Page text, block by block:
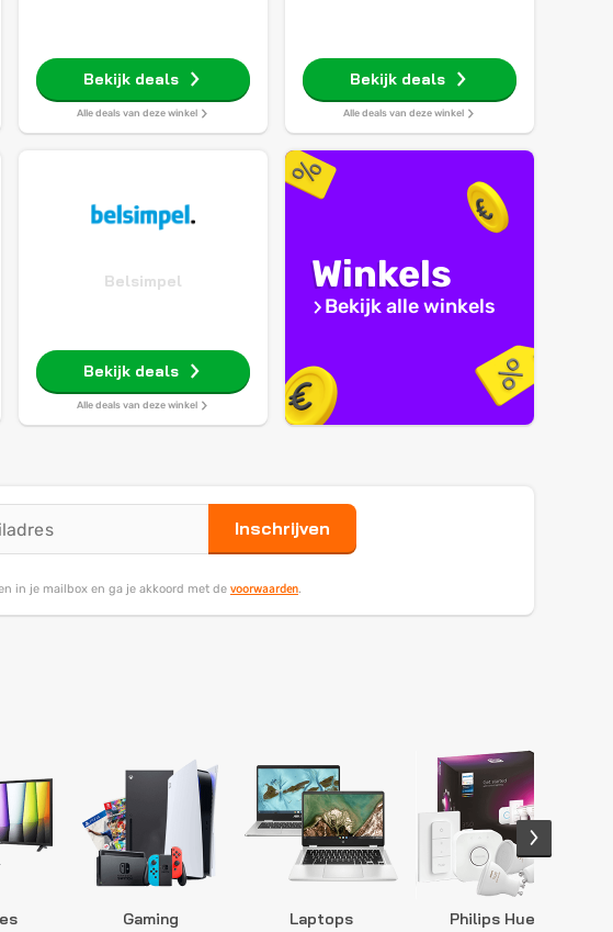
Bekijk deals
Alle deals van deze winkel
Bekijk deals
Alle deals van deze winkel
Belsimpel
Bekijk deals
Alle deals van deze winkel
Winkels
Bekijk alle winkels
Inschrijven
in je mailbox en ga je akkoord met de voorwaarden.
Gaming Laptops Philips Hue